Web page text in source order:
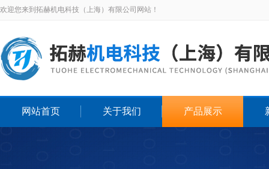
欢迎您来到拓赫机电科技（上海）有限公司网站！
网站首页 关于我们 产品展示